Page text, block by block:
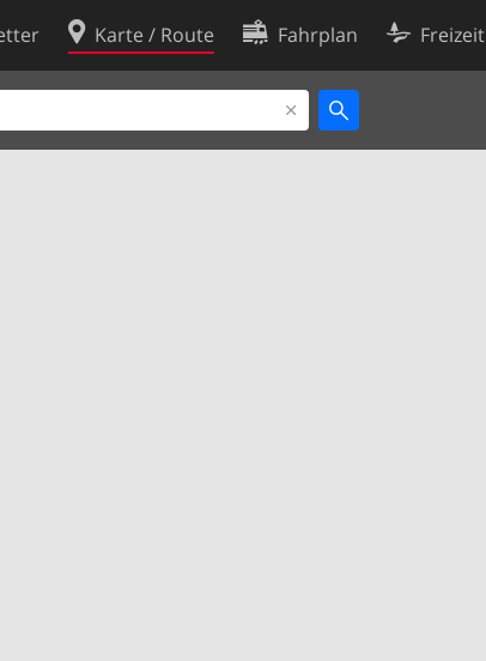
Karte / Route Fahrplan Freizeit
Cookie-Richtlinie
Cookie-Einstellungen